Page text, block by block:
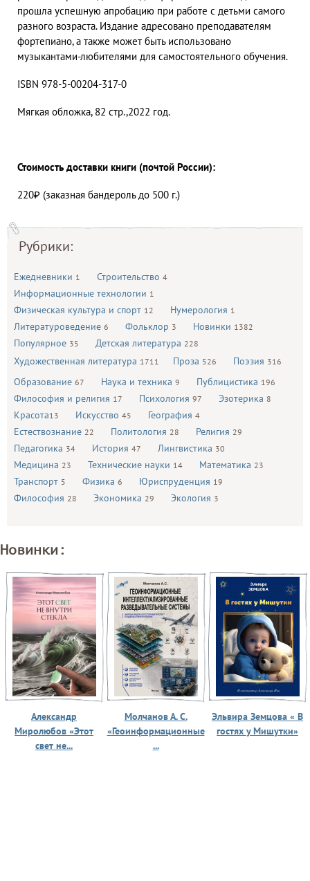
Рубрики:
Ежедневники 1 Строительство 4
Информационные технологии 1
Физическая культура и спорт 12 Нумерология 1
Литературоведение 6 Фольклор 3 Новинки 1382
Популярное 35 Детская литература 228
Художественная литература 1711 Проза 526 Поэзия 316
Образование 67 Наука и техника 9 Публицистика 196
Философия и религия 17 Психология 97 Эзотерика 8
Красота13 Искусство 45 География 4
Естествознание 22 Политология 28 Религия 29
Педагогика 34 История 47 Лингвистика 30
Медицина 23 Технические науки 14 Математика 23
Транспорт 5 Физика 6 Юриспруденция 19
Философия 28 Экономика 29 Экология 3
прошла успешную апробацию при работе с детьми самого
разного возраста. Издание адресовано преподавателям
фортепиано, а также может быть использовано
музыкантами-любителями для самостоятельного обучения.
ISBN 978-5-00204-317-0
Мягкая обложка, 82 стр.,2022 год.
Стоимость доставки книги (почтой России):
220₽ (заказная бандероль до 500 г.)
Новинки:
Александр
Миролюбов «Этот
свет не...
Молчанов А. С.
«Геоинформационные
...
Эльвира Земцова « В
гостях у Мишутки»